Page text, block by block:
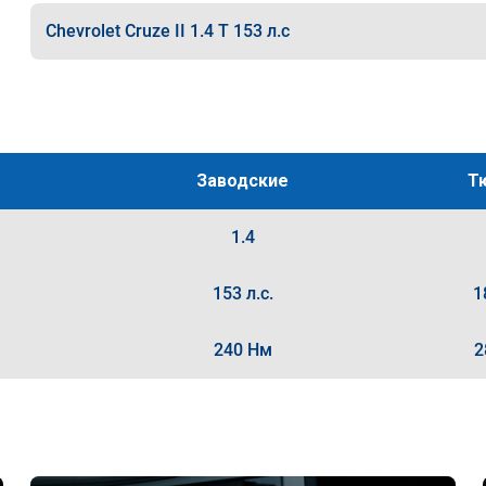
Chevrolet Cruze II 1.4 T 153 л.с
Заводские
1.4
153 л.с.
240 Нм